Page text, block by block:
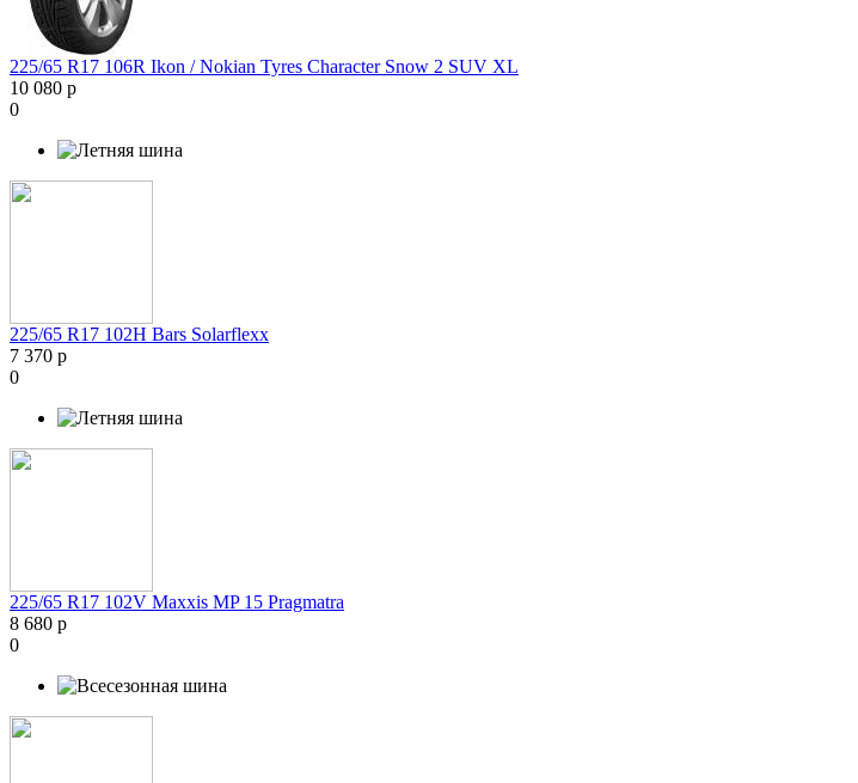
225/65 R17 106R Ikon / Nokian Tyres Character Snow 2 SUV XL
10 080 р
0
225/65 R17 102H Bars Solarflexx
7 370 р
0
225/65 R17 102V Maxxis MP 15 Pragmatra
8 680 р
0